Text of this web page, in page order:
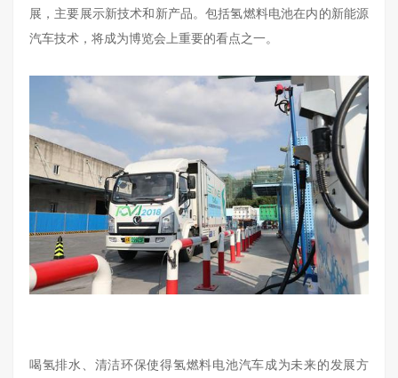
展，主要展示新技术和新产品。包括氢燃料电池在内的新能源
汽车技术，将成为博览会上重要的看点之一。
喝氢排水、清洁环保使得氢燃料电池汽车成为未来的发展方